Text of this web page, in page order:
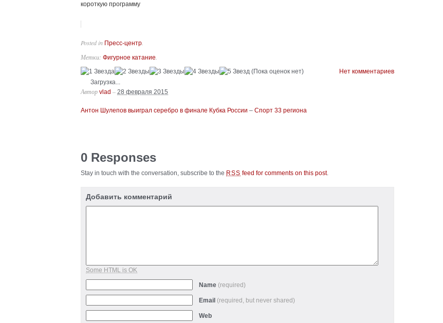
короткую программу
Posted in Пресс-центр
Метки: Фигурное катание
Нет комментариев
(Пока оценок нет)
Загрузка...
Автор vlad – 28 февраля 2015
Антон Шулепов выиграл серебро в финале Кубка России – Спорт 33 региона
0 Responses
Stay in touch with the conversation, subscribe to the RSS feed for comments on this post.
Добавить комментарий
Some HTML is OK
Name (required)
Email (required, but never shared)
Web